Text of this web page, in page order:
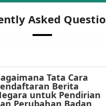
Asked
Tata Cara
Berita
untuk Pendirian
Perubahan Badan